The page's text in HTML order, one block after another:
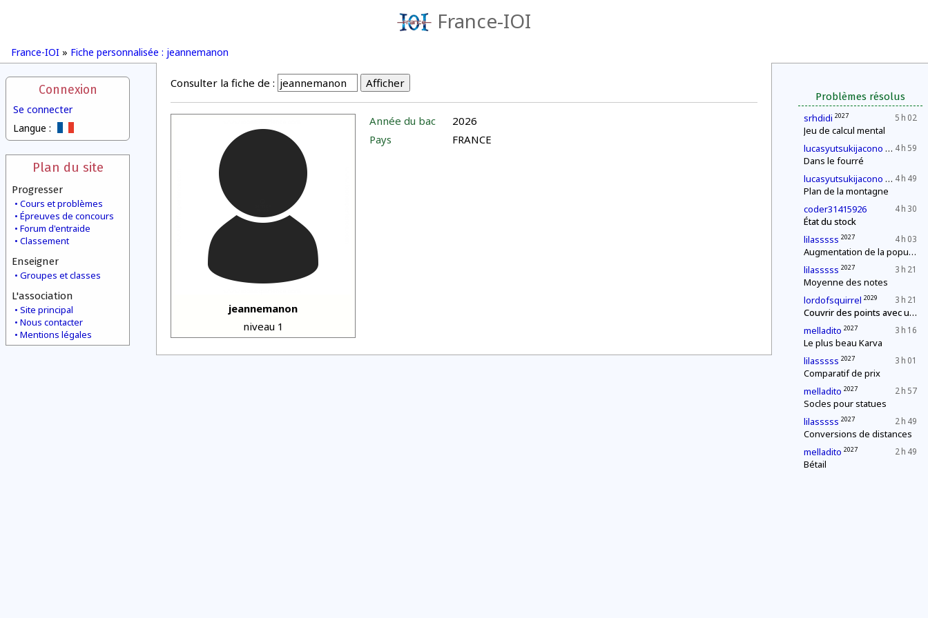
France-IOI
France-IOI » Fiche personnalisée : jeannemanon
Connexion
Se connecter
Langue :
Plan du site
Progresser
Cours et problèmes
Épreuves de concours
Forum d'entraide
Classement
Enseigner
Groupes et classes
L'association
Site principal
Nous contacter
Mentions légales
Problèmes résolus
5 h 02
srhdidi 2027
Jeu de calcul mental
4 h 59
lucasyutsukijacono 2030
Dans le fourré
4 h 49
lucasyutsukijacono 2030
Plan de la montagne
4 h 30
coder31415926
État du stock
4 h 03
lilasssss 2027
Augmentation de la population
3 h 21
lilasssss 2027
Moyenne des notes
3 h 21
lordofsquirrel 2029
Couvrir des points avec un segment de longueur fixe
3 h 16
melladito 2027
Le plus beau Karva
3 h 01
lilasssss 2027
Comparatif de prix
2 h 57
melladito 2027
Socles pour statues
2 h 49
lilasssss 2027
Conversions de distances
2 h 49
melladito 2027
Bétail
Consulter la fiche de :
jeannemanon
niveau 1
Année du bac
2026
Pays
FRANCE